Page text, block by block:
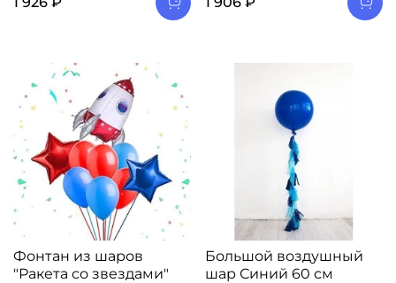
Фонтан из шаров
"Ракета со звездами"
Большой воздушный
шар Синий 60 см